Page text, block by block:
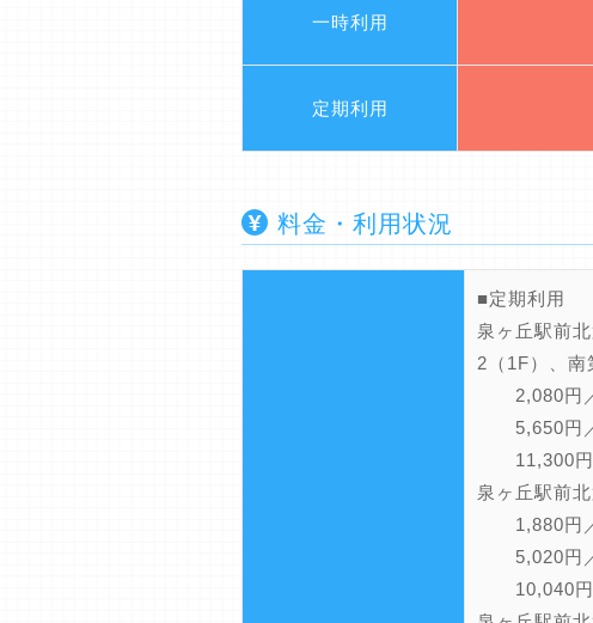
一時利用
定期利用
料金・利用状況
■定期利用
泉ヶ丘駅前
2（1F）、南
2,080円
5,650円
11,300円
泉ヶ丘駅前北
1,880円
5,020円
10,040円